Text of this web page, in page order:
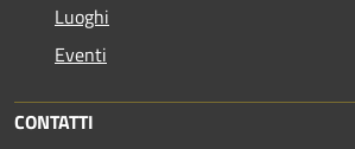
Luoghi
Eventi
CONTATTI